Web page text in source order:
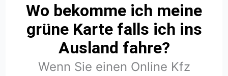
Wo bekomme ich meine
grüne Karte falls ich ins
Ausland fahre?
Wenn Sie einen Online Kfz